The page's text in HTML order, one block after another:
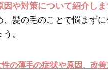
や対策について紹介しま
、髪の毛のことで悩まず
。
性の薄毛の症状や原因、改